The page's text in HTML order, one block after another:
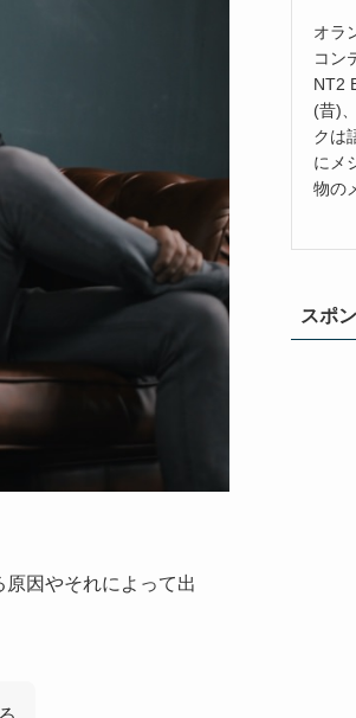
因やそれによって出
オラ
コン
NT2
(昔)
クは
にメ
物の
スポ